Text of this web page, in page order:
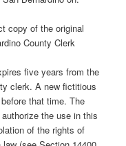
copy of the original
County Clerk
five years from the
clerk. A new fictitious
that time. The
the use in this
of the rights of